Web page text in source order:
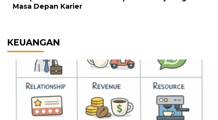
Masa Depan Karier
KEUANGAN